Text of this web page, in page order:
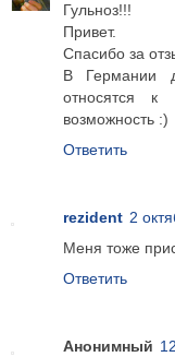
Гульноз!!!
Привет.
Спасибо за
В Германии
относятся
возможность :)
Ответить
rezident 2
Меня тоже
Ответить
Анонимный